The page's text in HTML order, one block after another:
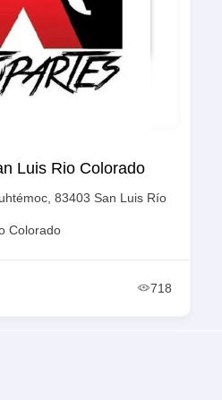
Luis Rio Colorado
83403 San Luis Río
Colorado
718